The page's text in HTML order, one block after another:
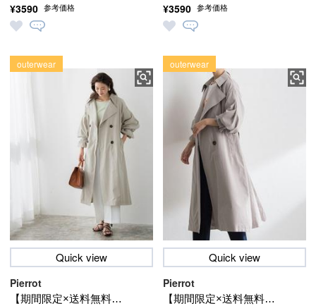
ツワンピース
¥3590 参考価格
ツワンピース
¥3590 参考価格
Quick view
【期間限定×送料無料】
Pierrot
outerwear
Quick view
【期間限定×送料無料】
Pierrot
outerwear